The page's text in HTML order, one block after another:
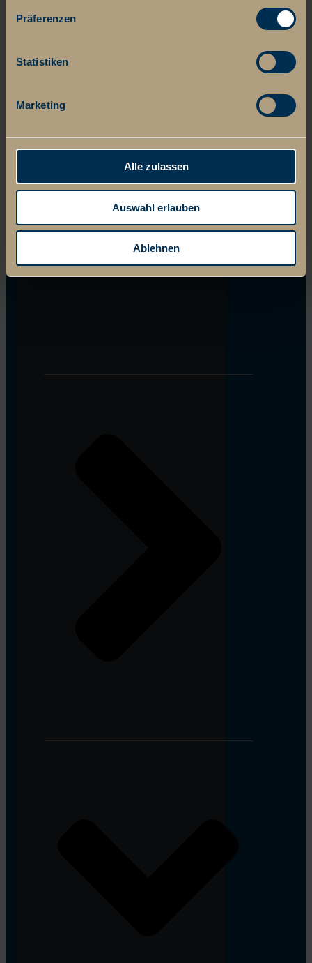
Präferenzen
Statistiken
Marketing
Alle zulassen
Auswahl erlauben
Ablehnen